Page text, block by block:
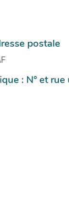
postale
: N° et